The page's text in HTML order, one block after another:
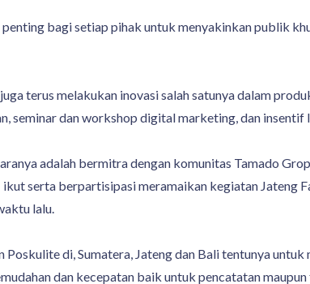
bagi setiap pihak untuk menyakinkan publik
terus melakukan inovasi salah satunya dalam
seminar dan workshop digital marketing, dan insentif
adalah bermitra dengan komunitas Tamado
serta berpartisipasi meramaikan kegiatan Jateng
lalu.
Poskulite di, Sumatera, Jateng dan Bali tentunya
dan kecepatan baik untuk pencatatan